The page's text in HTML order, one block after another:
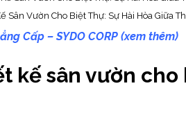
Sân Vườn Cho Biệt Thự: Sự Hài Hòa Giữa
Cấp – SYDO CORP (xem thêm)
kế sân vườn